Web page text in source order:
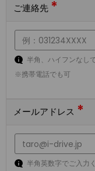
ご連絡先 *
半角、ハイフンなし
※携帯電話でも可
メールアドレス *
半角英数字でご入力